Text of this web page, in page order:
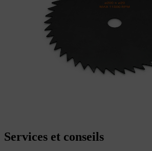
Services et conseils